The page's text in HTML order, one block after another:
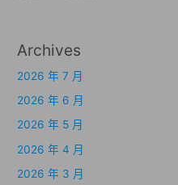
Archives
2026 年 7 月
2026 年 6 月
2026 年 5 月
2026 年 4 月
2026 年 3 月